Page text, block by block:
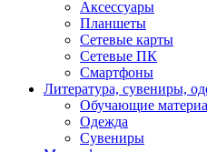
Аксессуары
Планшеты
Сетевые карты
Сетевые ПК
Смартфоны
Литература, сувениры,
Обучающие
Одежда
Сувениры